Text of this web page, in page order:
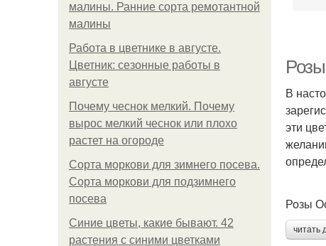
малины. Ранние сорта ремотантной
малины
Работа в цветнике в августе.
Цветник: сезонные работы в
августе
Почему чеснок мелкий. Почему
вырос мелкий чеснок или плохо
растет на огороде
Сорта моркови для зимнего посева.
Сорта моркови для подзимнего
посева
Синие цветы, какие бывают. 42
растения с синими цветками
В
эти
Розы
читать